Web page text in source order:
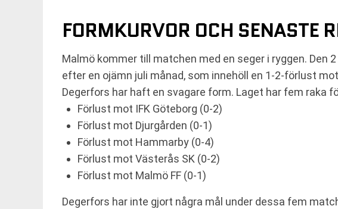
FORMKURVOR OCH SENASTE
Malmö kommer till matchen med en seger i ryggen. Den
efter en ojämn juli månad, som innehöll en 1-2-förlust mot
Degerfors har haft en svagare form. Laget har fem raka
Förlust mot IFK Göteborg (0-2)
Förlust mot Djurgården (0-1)
Förlust mot Hammarby (0-4)
Förlust mot Västerås SK (0-2)
Förlust mot Malmö FF (0-1)
Degerfors har inte gjort några mål under dessa fem